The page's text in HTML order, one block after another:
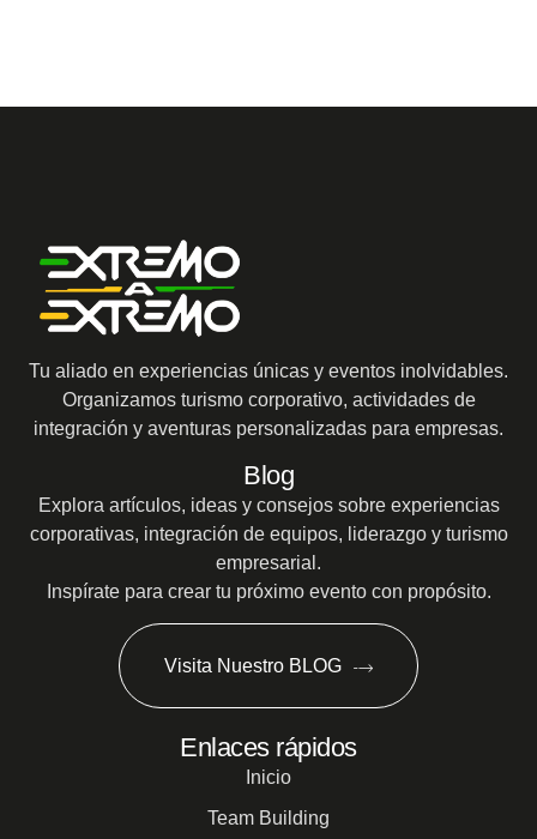
Tu aliado en experiencias únicas y eventos inolvidables.
Organizamos turismo corporativo, actividades de
integración y aventuras personalizadas para empresas.
Blog
Explora artículos, ideas y consejos sobre experiencias
corporativas, integración de equipos, liderazgo y turismo
empresarial.
Inspírate para crear tu próximo evento con propósito.
Visita Nuestro BLOG
Enlaces rápidos
Inicio
Team Building